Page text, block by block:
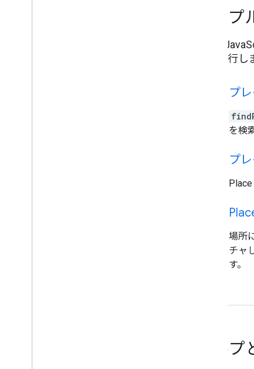
サンプ
Maps
ドで実行し
プ
を検
プ
Place
場所
チャ
す。
ヘル